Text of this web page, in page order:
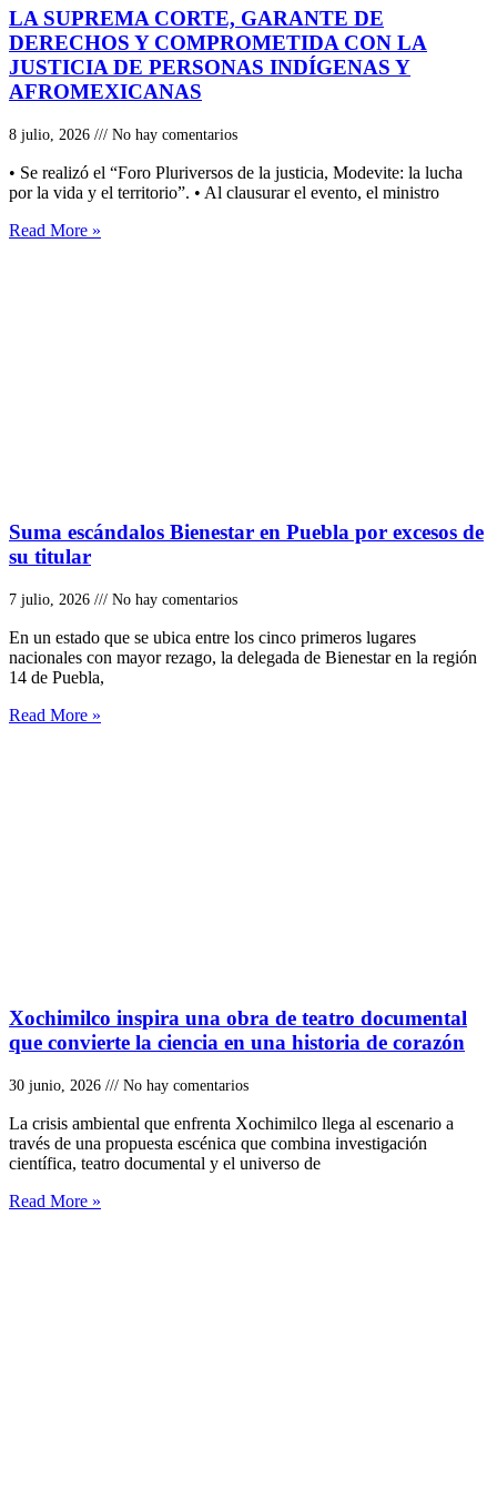
LA SUPREMA CORTE, GARANTE DE
DERECHOS Y COMPROMETIDA CON LA
JUSTICIA DE PERSONAS INDÍGENAS Y
AFROMEXICANAS
8 julio, 2026 No hay comentarios
• Se realizó el “Foro Pluriversos de la justicia, Modevite: la lucha
por la vida y el territorio”. • Al clausurar el evento, el ministro
Read More »
Suma escándalos Bienestar en Puebla por excesos de
su titular
7 julio, 2026 No hay comentarios
En un estado que se ubica entre los cinco primeros lugares
nacionales con mayor rezago, la delegada de Bienestar en la región
14 de Puebla,
Read More »
Xochimilco inspira una obra de teatro documental
que convierte la ciencia en una historia de corazón
30 junio, 2026 No hay comentarios
La crisis ambiental que enfrenta Xochimilco llega al escenario a
través de una propuesta escénica que combina investigación
científica, teatro documental y el universo de
Read More »